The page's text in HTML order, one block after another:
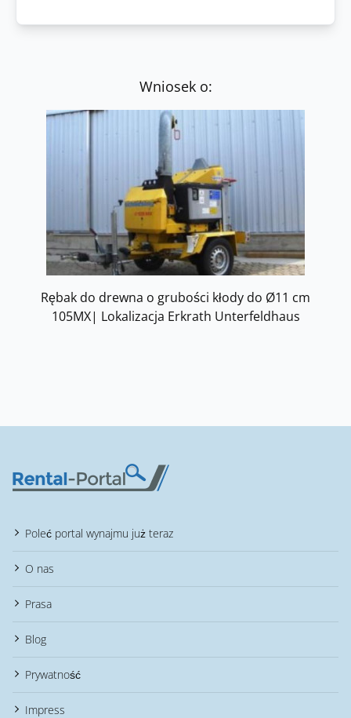
Wniosek o:
Rębak do drewna o grubości kłody do Ø11 cm
105MX| Lokalizacja Erkrath Unterfeldhaus
Poleć portal wynajmu już teraz
O nas
Prasa
Blog
Prywatność
Impress